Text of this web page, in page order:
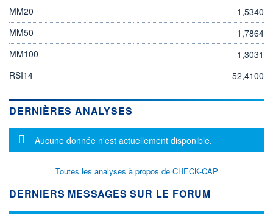
MM20
1,5340
MM50
1,7864
MM100
1,3031
RSI14
52,4100
DERNIÈRES ANALYSES
Message d'information
Aucune donnée n'est actuellement disponible.
Toutes les analyses à propos de CHECK-CAP
DERNIERS MESSAGES SUR LE FORUM